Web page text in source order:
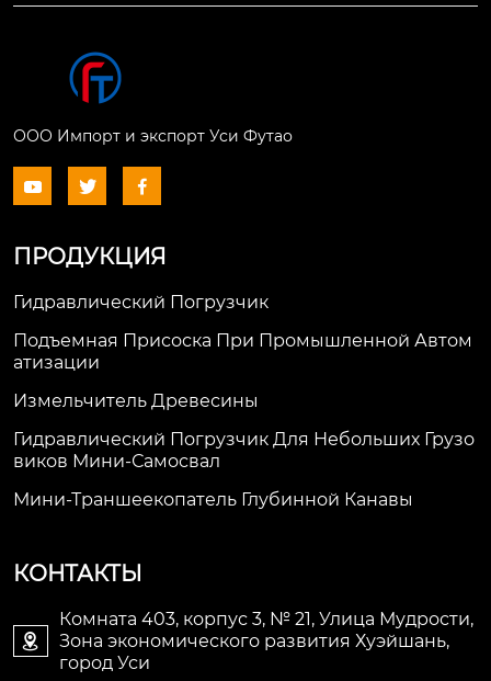
ООО Импорт и экспорт Уси Футао
  
ПРОДУКЦИЯ
Гидравлический Погрузчик
Подъемная Присоска При Промышленной Автом
Атизации
Измельчитель Древесины
Гидравлический Погрузчик Для Небольших Грузо
Виков Мини-Самосвал
Мини-Траншеекопатель Глубинной Канавы
КОНТАКТЫ

Комната 403, корпус 3, № 21, Улица Мудрости,
Зона экономического развития Хуэйшань,
город Уси